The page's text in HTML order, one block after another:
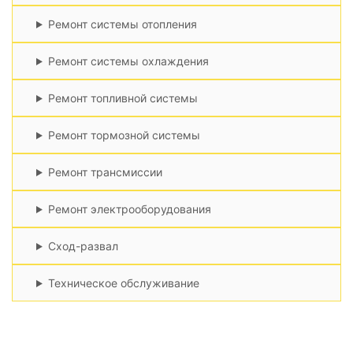
Ремонт системы отопления
Ремонт системы охлаждения
Ремонт топливной системы
Ремонт тормозной системы
Ремонт трансмиссии
Ремонт электрооборудования
Сход-развал
Техническое обслуживание